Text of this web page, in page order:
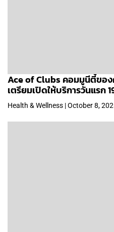
Ace of Clubs คอมมูนีตี้ของ
เตรียมเปิดให้บริการวันแรก
Health & Wellness | October 8,